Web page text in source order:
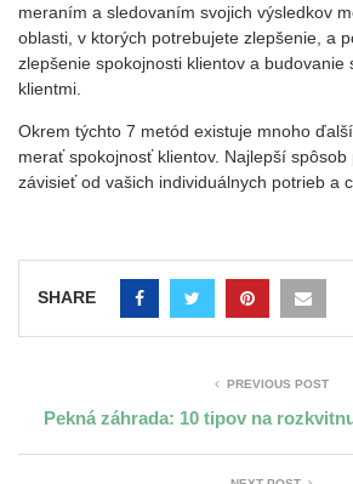
meraním a sledovaním svojich výsledkov
oblasti, v ktorých potrebujete zlepšenie, a
zlepšenie spokojnosti klientov a budovanie
klientmi.
Okrem týchto 7 metód existuje mnoho
merať spokojnosť klientov. Najlepší
závisieť od vašich individuálnych potrieb a
SHARE
PREVIOUS POST
Pekná záhrada: 10 tipov na